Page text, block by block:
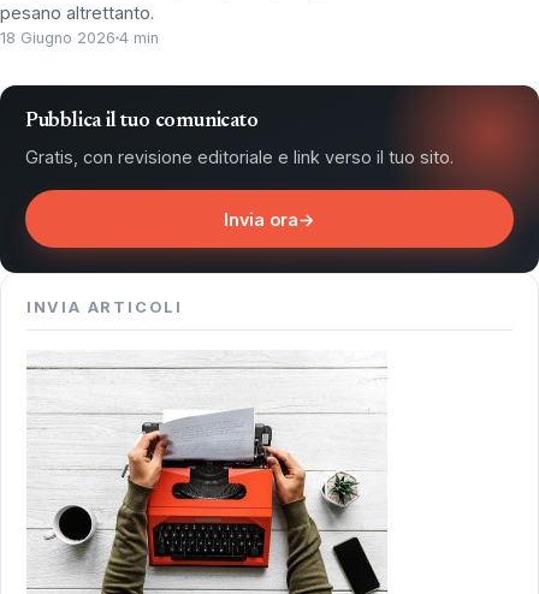
pesano altrettanto.
18 Giugno 2026 4 min
Pubblica il tuo comunicato
Gratis, con revisione editoriale e link verso il tuo sito.
Invia ora→
INVIA ARTICOLI